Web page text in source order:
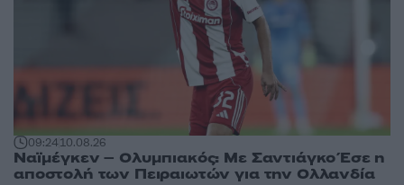
09:2410.08.26
Ναϊμέγκεν – Ολυμπιακός: Με Σαντιάγκο Έσε η
αποστολή των Πειραιωτών για την Ολλανδία